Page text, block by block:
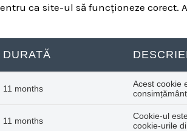
ca site-ul să funcționeze
DURATĂ
11 months
Acest cookie
11 months
Cookie-ul
cookie-urile